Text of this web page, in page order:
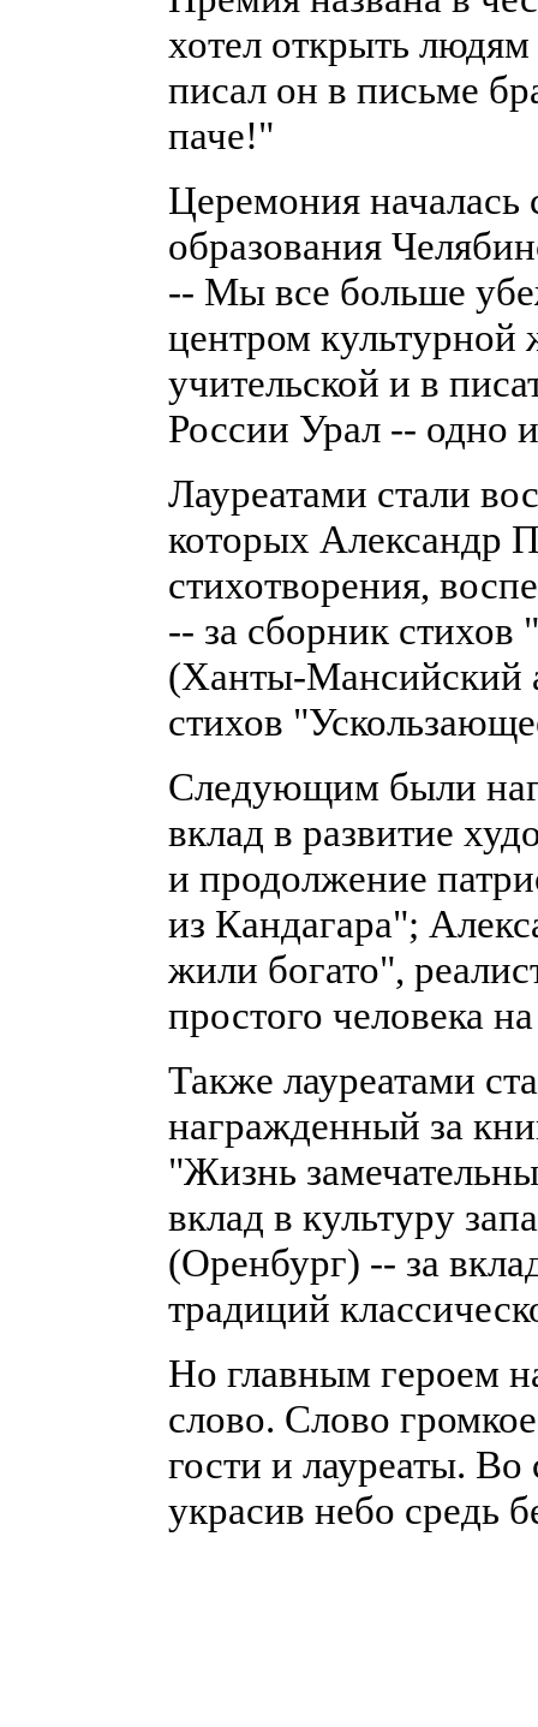
хотел открыть
писал он в письме
паче!"
Церемония началась
образования
-- Мы все больше
центром культурной
учительской и в
России Урал -- одно
Лауреатами стали
которых Александр
стихотворения,
-- за сборник стихов
(Ханты-Мансийский
стихов
Следующим были
вклад в развитие
и продолжение
из Кандагара";
жили богато",
простого человека
Также лауреатами
награжденный за
"Жизнь
вклад в культуру
(Оренбург) -- за
традиций
Но главным героем
слово. Слово
гости и лауреаты.
украсив небо средь